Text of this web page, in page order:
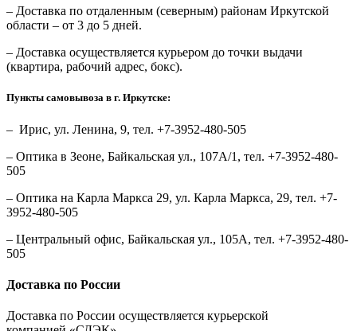
– Доставка по отдаленным (северным) районам Иркутской
области – от 3 до 5 дней.
– Доставка осуществляется курьером до точки выдачи
(квартира, рабочий адрес, бокс).
Пункты самовывоза в г. Иркутске:
– Ирис, ул. Ленина, 9, тел. +7-3952-480-505
– Оптика в Зеоне, Байкальская ул., 107А/1, тел. +7-3952-480-
505
– Оптика на Карла Маркса 29, ул. Карла Маркса, 29, тел. +7-
3952-480-505
– Центральный офис, Байкальская ул., 105А, тел. +7-3952-480-
505
Доставка по России
Доставка по России осуществляется курьерской